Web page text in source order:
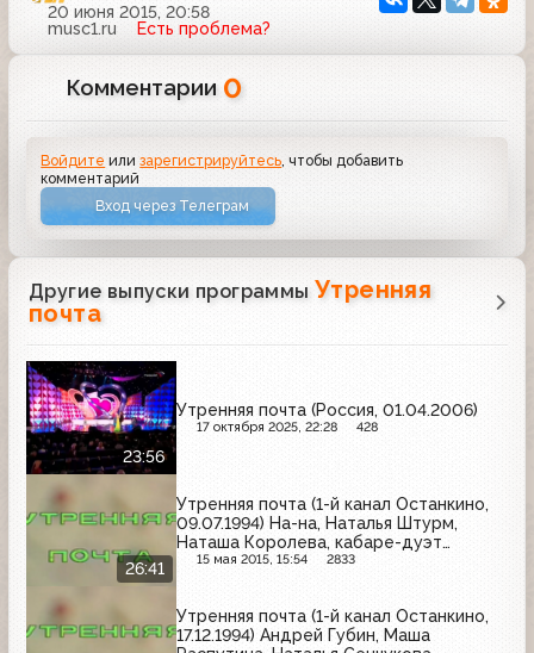
20 июня 2015, 20:58
musc1.ru
Есть проблема?
Комментарии 0
Войдите илизарегистрируйтесь , чтобы добавить
комментарий
Вход через Телеграм
Другие выпуски программы Утренняя
почта
23:56
Утренняя почта (Россия, 01.04.2006)
17 октября 2025, 22:28 428
26:41
Утренняя почта (1-й канал Останкино,
09.07.1994) На-на, Наталья Штурм,
Наташа Королева, кабаре-дуэт
"Академия", Андрей Губин, "Кардинал".
15 мая 2015, 15:54 2833
Утренняя почта (1-й канал Останкино,
17.12.1994) Андрей Губин, Маша